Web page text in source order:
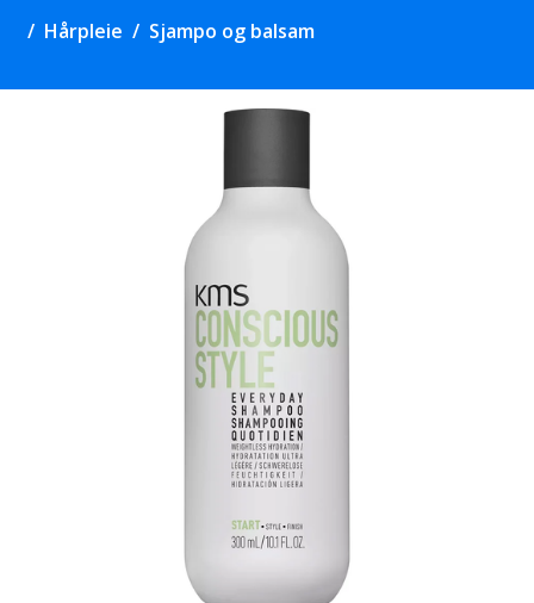
Hårpleie Sjampo og balsam